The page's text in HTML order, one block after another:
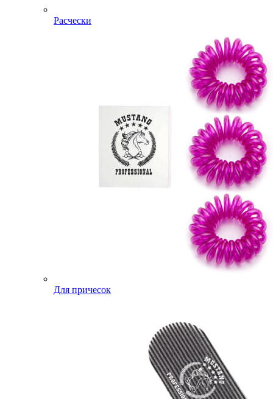
Расчески
Для причесок